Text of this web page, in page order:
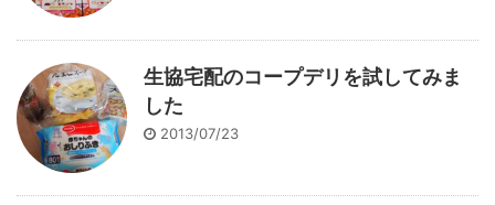
生協宅配のコープデリを試してみま
した
2013/07/23